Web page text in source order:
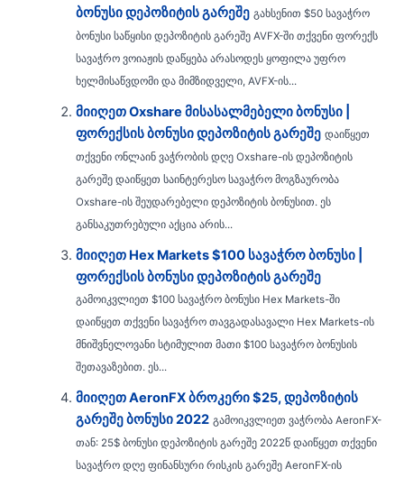
ბონუსი დეპოზიტის გარეშე გახსენით $50 სავაჭრო
ბონუსი საწყისი დეპოზიტის გარეშე AVFX-ში თქვენი ფორექს
სავაჭრო ვოიაჟის დაწყება არასოდეს ყოფილა უფრო
ხელმისაწვდომი და მიმზიდველი, AVFX-ის...
მიიღეთ Oxshare მისასალმებელი ბონუსი |
ფორექსის ბონუსი დეპოზიტის გარეშე დაიწყეთ
თქვენი ონლაინ ვაჭრობის დღე Oxshare-ის დეპოზიტის
გარეშე დაიწყეთ საინტერესო სავაჭრო მოგზაურობა
Oxshare-ის შეუდარებელი დეპოზიტის ბონუსით. ეს
განსაკუთრებული აქცია არის...
მიიღეთ Hex Markets $100 სავაჭრო ბონუსი |
ფორექსის ბონუსი დეპოზიტის გარეშე
გამოიკვლიეთ $100 სავაჭრო ბონუსი Hex Markets-ში
დაიწყეთ თქვენი სავაჭრო თავგადასავალი Hex Markets-ის
მნიშვნელოვანი სტიმულით მათი $100 სავაჭრო ბონუსის
შეთავაზებით. ეს...
მიიღეთ AeronFX ბროკერი $25, დეპოზიტის
გარეშე ბონუსი 2022 გამოიკვლიეთ ვაჭრობა AeronFX-
თან: 25$ ბონუსი დეპოზიტის გარეშე 2022წ დაიწყეთ თქვენი
სავაჭრო დღე ფინანსური რისკის გარეშე AeronFX-ის